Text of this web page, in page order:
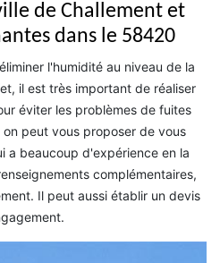
de Challement et
dans le 58420
l'humidité au niveau de la
il est très important de réaliser
éviter les problèmes de fuites
peut vous proposer de vous
a beaucoup d'expérience en la
complémentaires,
Il peut aussi établir un devis